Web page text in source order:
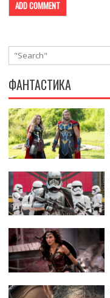
ФАНТАСТИКА